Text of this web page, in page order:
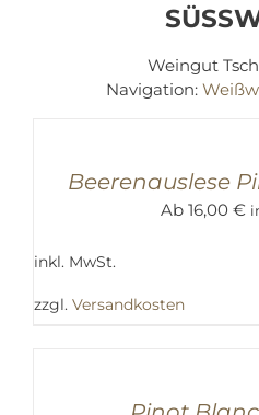
Weingut
Navigation:
AUSFÜHRUNG
Beerenauslese
Ab 16,00 €
inkl. MwSt.
zzgl. Versandkosten